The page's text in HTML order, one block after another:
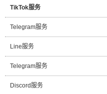
TikTok服务
Telegram服务
Line服务
Telegram服务
Discord服务